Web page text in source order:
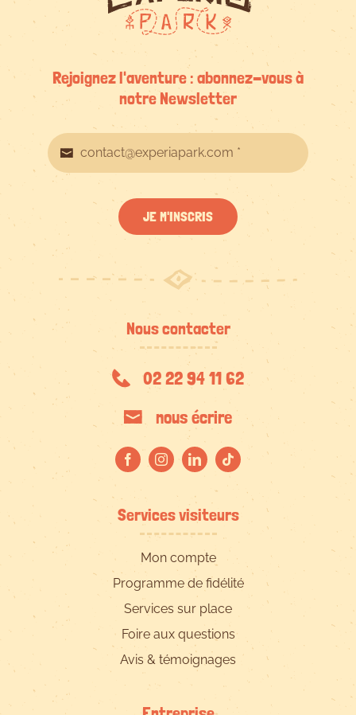
Rejoignez l'aventure : abonnez-vous à
notre Newsletter
JE M'INSCRIS
Nous contacter
02 22 94 11 62
nous écrire
Services visiteurs
Mon compte
Programme de fidélité
Services sur place
Foire aux questions
Avis & témoignages